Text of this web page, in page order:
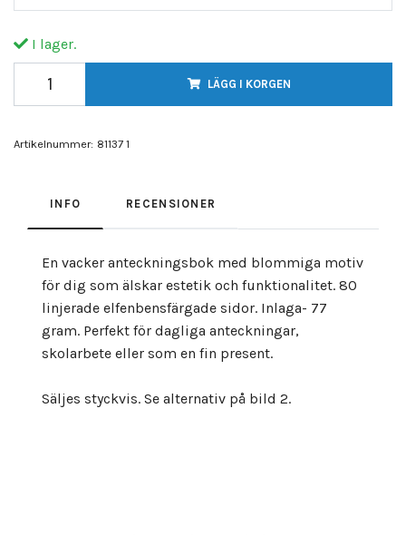
I lager.
LÄGG I KORGEN
Artikelnummer: 81137 1
INFO RECENSIONER
En vacker anteckningsbok med blommiga motiv
för dig som älskar estetik och funktionalitet. 80
linjerade elfenbensfärgade sidor. Inlaga- 77
gram. Perfekt för dagliga anteckningar,
skolarbete eller som en fin present.
Säljes styckvis. Se alternativ på bild 2.